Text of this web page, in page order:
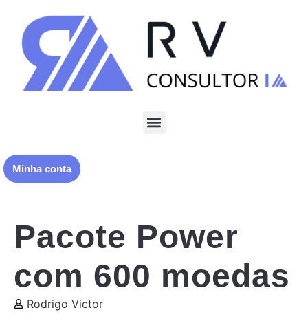
Minha conta
Pacote Power
com 600 moedas
Rodrigo Victor